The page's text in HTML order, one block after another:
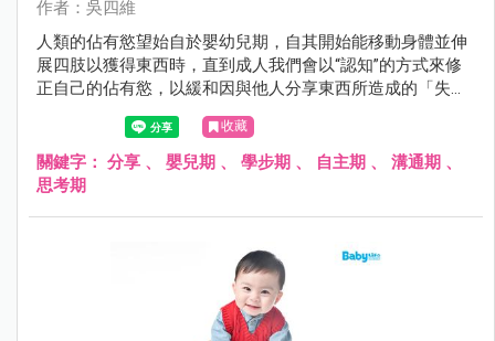
作者：吳四維
人類的佔有慾望始自於嬰幼兒期，自其開始能移動身體並伸
展四肢以獲得東西時，直到成人我們會以“認知”的方式來修
正自己的佔有慾，以緩和因與他人分享東西所造成的「失落
收藏
關鍵字： 分享 、 嬰兒期 、 學步期 、 自主期 、 溝通期 、
思考期